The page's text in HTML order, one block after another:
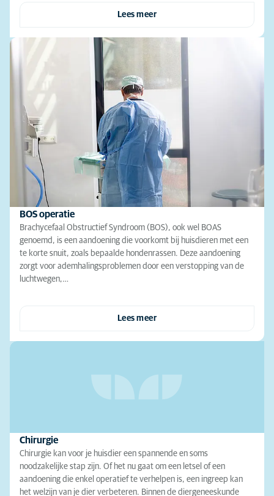
Lees meer
BOS operatie
Brachycefaal Obstructief Syndroom (BOS), ook wel BOAS
genoemd, is een aandoening die voorkomt bij huisdieren met een
te korte snuit, zoals bepaalde hondenrassen. Deze aandoening
zorgt voor ademhalingsproblemen door een verstopping van de
luchtwegen,…
Lees meer
Chirurgie
Chirurgie kan voor je huisdier een spannende en soms
noodzakelijke stap zijn. Of het nu gaat om een letsel of een
aandoening die enkel operatief te verhelpen is, een ingreep kan
het welzijn van je dier verbeteren. Binnen de diergeneeskunde